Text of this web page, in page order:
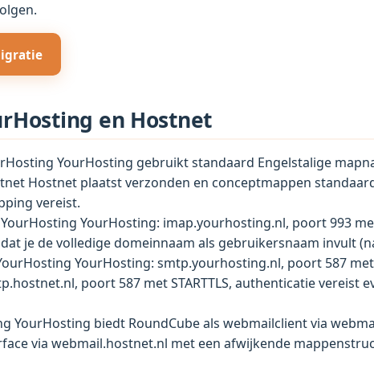
en Hostnet
YourHosting gebruikt standaard Engelstalige
Hostnet plaatst verzonden en conceptmappen
vereist.
YourHosting: imap.yourhosting.nl, poort 993
je de volledige domeinnaam als gebruikersnaam invult
YourHosting: smtp.yourhosting.nl, poort 587 met
poort 587 met STARTTLS, authenticatie vereist
YourHosting biedt RoundCube als webmailclient via
via webmail.hostnet.nl met een afwijkende